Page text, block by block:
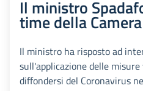
Il ministro
time della Camera
Il ministro ha risposto ad
sull'applicazione delle
diffondersi del Coronavirus